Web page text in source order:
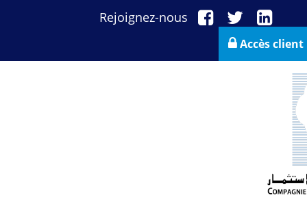
Rejoignez-nous
Accès client